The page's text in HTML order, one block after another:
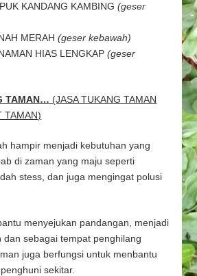
KANDANG KAMBING(geser
MERAH(geser kebawah)
HIAS LENGKAP(geser
TAMAN… (JASA TUKANG TAMAN
TAMAN)
hampir menjadi kebutuhan yang
di zaman yang maju seperti
stess, dan juga mengingat polusi
menyejukan pandangan, menjadi
dan sebagai tempat penghilang
juga berfungsi untuk menbantu
sekitar.